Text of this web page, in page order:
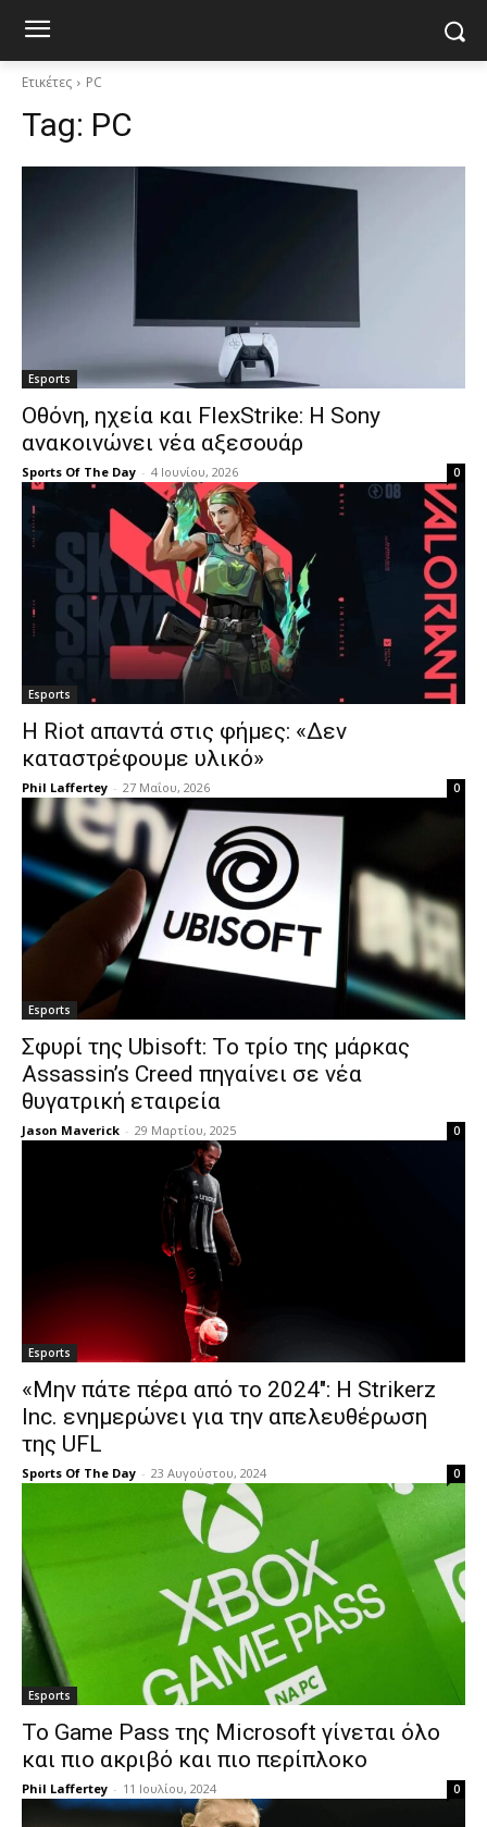
Ετικέτες PC
Tag: PC
Esports
Οθόνη, ηχεία και FlexStrike: Η Sony
ανακοινώνει νέα αξεσουάρ
Sports Of The Day - 4 Ιουνίου, 2026 0
Esports
Η Riot απαντά στις φήμες: «Δεν
καταστρέφουμε υλικό»
Phil Laffertey - 27 Μαΐου, 2026 0
Esports
Σφυρί της Ubisoft: Το τρίο της μάρκας
Assassin’s Creed πηγαίνει σε νέα
θυγατρική εταιρεία
Jason Maverick - 29 Μαρτίου, 2025 0
Esports
«Μην πάτε πέρα από το 2024″: Η Strikerz
Inc. ενημερώνει για την απελευθέρωση
της UFL
Sports Of The Day - 23 Αυγούστου, 2024 0
Esports
Το Game Pass της Microsoft γίνεται όλο
και πιο ακριβό και πιο περίπλοκο
Phil Laffertey - 11 Ιουλίου, 2024 0